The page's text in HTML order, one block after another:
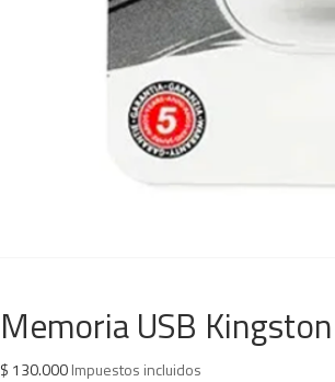
Memoria USB
$ 130.000Impuestos incluidos